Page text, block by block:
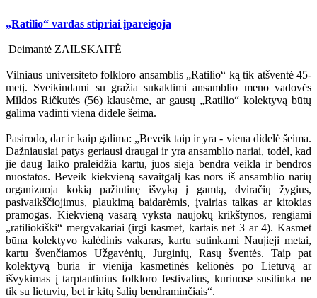
„Ratilio“ vardas stipriai įpareigoja
Deimantė ZAILSKAITĖ
Vilniaus universiteto folkloro ansamblis „Ratilio“ ką tik atšventė 45-
metį. Sveikindami su gražia sukaktimi ansamblio meno vadovės
Mildos Ričkutės (56) klausėme, ar gausų „Ratilio“ kolektyvą būtų
galima vadinti viena didele šeima.
Pasirodo, dar ir kaip galima: „Beveik taip ir yra - viena didelė šeima.
Dažniausiai patys geriausi draugai ir yra ansamblio nariai, todėl, kad
jie daug laiko praleidžia kartu, juos sieja bendra veikla ir bendros
nuostatos. Beveik kiekvieną savaitgalį kas nors iš ansamblio narių
organizuoja kokią pažintinę išvyką į gamtą, dviračių žygius,
pasivaikščiojimus, plaukimą baidarėmis, įvairias talkas ar kitokias
pramogas. Kiekvieną vasarą vyksta naujokų krikštynos, rengiami
„ratiliokiški“ mergvakariai (irgi kasmet, kartais net 3 ar 4). Kasmet
būna kolektyvo kalėdinis vakaras, kartu sutinkami Naujieji metai,
kartu švenčiamos Užgavėnių, Jurginių, Rasų šventės. Taip pat
kolektyvą buria ir vienija kasmetinės kelionės po Lietuvą ar
išvykimas į tarptautinius folkloro festivalius, kuriuose susitinka ne
tik su lietuvių, bet ir kitų šalių bendraminčiais“.